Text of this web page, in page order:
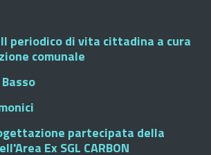
periodico di vita cittadina a cura
comunale
partecipata della
Ex SGL CARBON